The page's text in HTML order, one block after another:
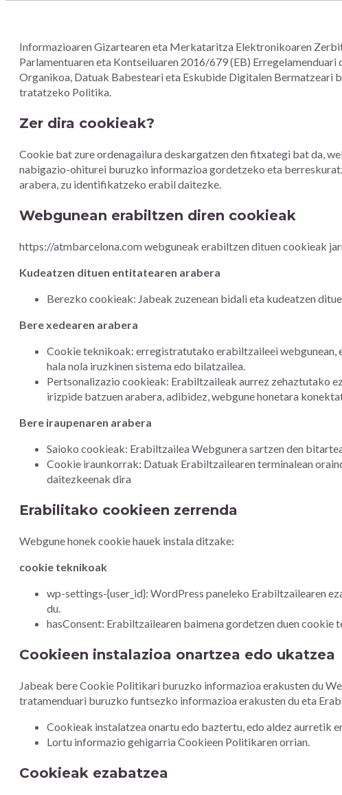
Informazioaren Gizartearen eta Merkataritza Elektronikoaren
Parlamentuaren eta Kontseiluaren 2016/679 (EB)
Organikoa, Datuak Babesteari eta Eskubide Digitalen
tratatzeko Politika.
Zer dira cookieak?
Cookie bat zure ordenagailura deskargatzen den fitxategi bat da,
nabigazio-ohiturei buruzko informazioa gordetzeko eta
arabera, zu identifikatzeko erabil daitezke.
Webgunean erabiltzen diren cookieak
https://atmbarcelona.com webguneak erabiltzen dituen cookieak
Kudeatzen dituen entitatearen arabera
Berezko cookieak: Jabeak zuzenean bidali eta kudeatzen
Bere xedearen arabera
Cookie teknikoak: erregistratutako erabiltzaileei webgunean,
hala nola iruzkinen sistema edo bilatzailea.
Pertsonalizazio cookieak: Erabiltzaileak aurrez zehaztutako
irizpide batzuen arabera, adibidez, webgune honetara
Bere iraupenaren arabera
Saioko cookieak: Erabiltzailea Webgunera sartzen den
Cookie iraunkorrak: Datuak Erabiltzailearen terminalean
daitezkeenak dira
Erabilitako cookieen zerrenda
Webgune honek cookie hauek instala ditzake:
cookie teknikoak
wp-settings-{user_id}: WordPress paneleko Erabiltzailearen
du.
hasConsent: Erabiltzailearen baimena gordetzen duen cookie
Cookieen instalazioa onartzea edo ukatzea
Jabeak bere Cookie Politikari buruzko informazioa erakusten du
tratamenduari buruzko funtsezko informazioa erakusten du eta
Cookieak instalatzea onartu edo baztertu, edo aldez aurretik
Lortu informazio gehigarria Cookieen Politikaren orrian.
Cookieak ezabatzea